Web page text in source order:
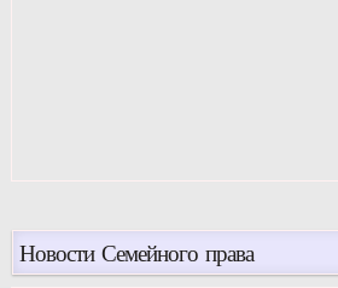
Новости Семейного права